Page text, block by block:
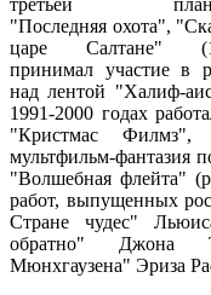
"Последняя охота",
царе Салтане"
принимал участие в
над лентой "Халиф-
1991-2000 годах
"Кристмас Филмз",
мультфильм-фантазия
"Волшебная флейта"
работ, выпущенных
Стране чудес"
обратно" Джона
Мюнхгаузена" Эриза